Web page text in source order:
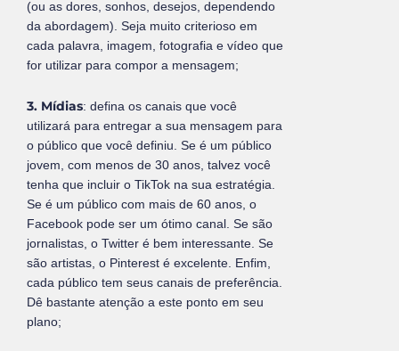
(ou as dores, sonhos, desejos, dependendo
da abordagem). Seja muito criterioso em
cada palavra, imagem, fotografia e vídeo que
for utilizar para compor a mensagem;
3. Mídias: defina os canais que você
utilizará para entregar a sua mensagem para
o público que você definiu. Se é um público
jovem, com menos de 30 anos, talvez você
tenha que incluir o TikTok na sua estratégia.
Se é um público com mais de 60 anos, o
Facebook pode ser um ótimo canal. Se são
jornalistas, o Twitter é bem interessante. Se
são artistas, o Pinterest é excelente. Enfim,
cada público tem seus canais de preferência.
Dê bastante atenção a este ponto em seu
plano;